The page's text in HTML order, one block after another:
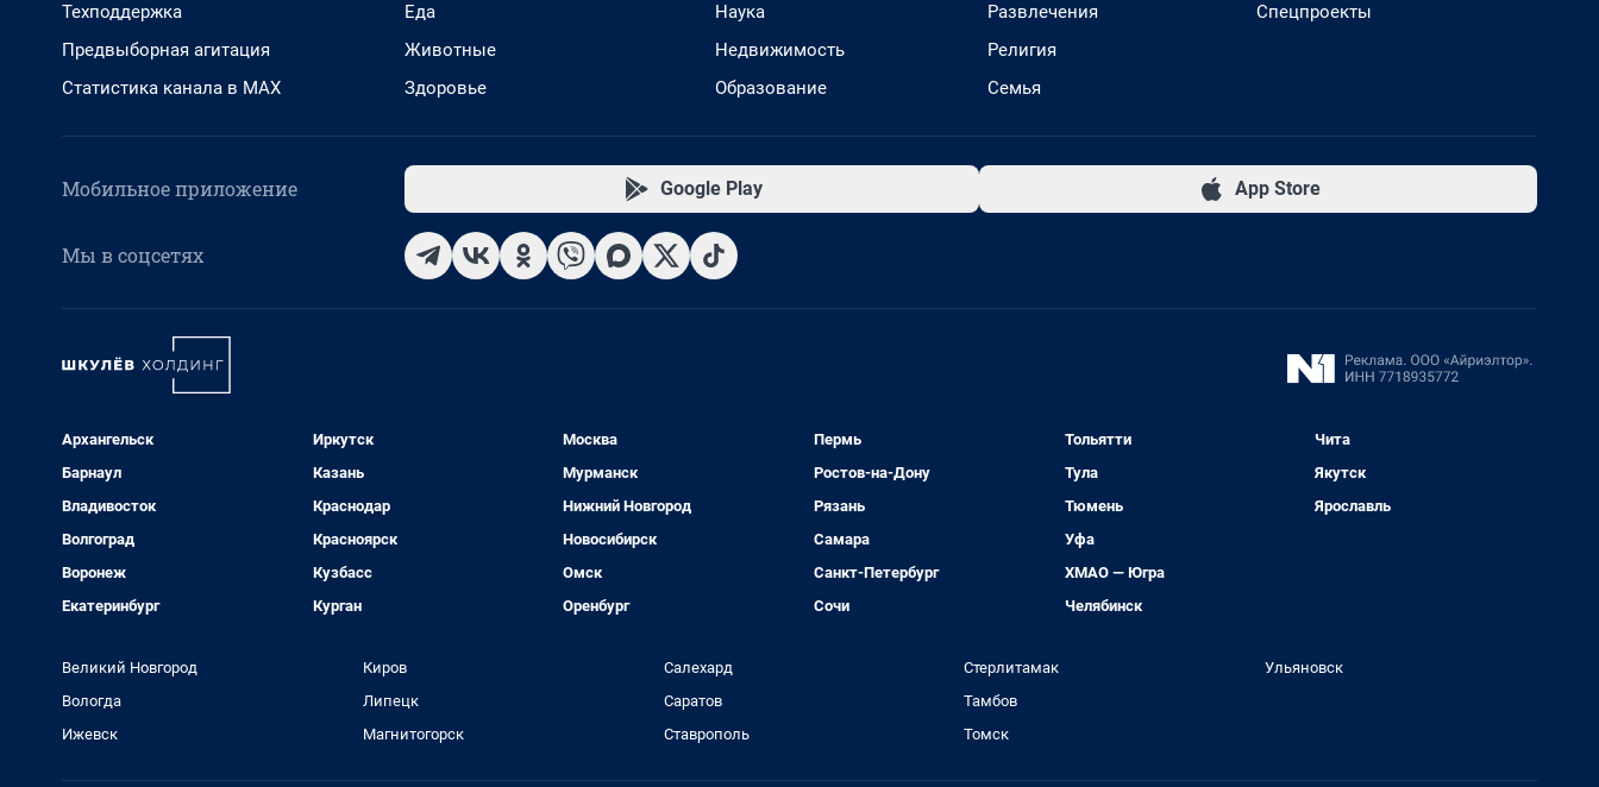
Техподдержка
Предвыборная агитация
Статистика канала в MAX
Еда
Животные
Здоровье
Наука
Недвижимость
Образование
Развлечения
Религия
Семья
Спецпроекты
Мобильное приложение Google Play App Store
Мы в соцсетях
Архангельск
Барнаул
Владивосток
Волгоград
Воронеж
Екатеринбург
Иркутск
Казань
Краснодар
Красноярск
Кузбасс
Курган
Москва
Мурманск
Нижний Новгород
Новосибирск
Омск
Оренбург
Пермь
Ростов-на-Дону
Рязань
Самара
Санкт-Петербург
Сочи
Тольятти
Тула
Тюмень
Уфа
ХМАО — Югра
Челябинск
Чита
Якутск
Ярославль
Великий Новгород
Вологда
Ижевск
Киров
Липецк
Магнитогорск
Салехард
Саратов
Ставрополь
Стерлитамак
Тамбов
Томск
Ульяновск